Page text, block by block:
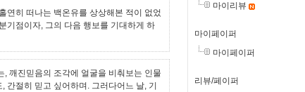
마이리뷰
마이페이퍼
마이페이퍼
리뷰/페이퍼
연히 떠나는 백온유를 상상해본 적이 없었
기점이자, 그의 다음 행보를 기대하게 하
깨진믿음의 조각에 얼굴을 비춰보는 인물
간절히 믿고 싶어하며. 그러다어느 날, 기